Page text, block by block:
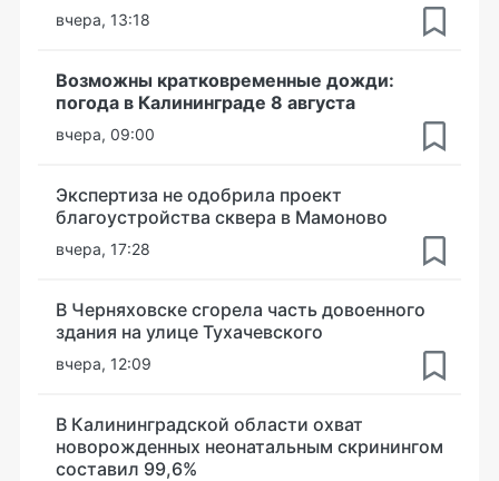
вчера, 13:18
Возможны кратковременные дожди:
погода в Калининграде 8 августа
вчера, 09:00
Экспертиза не одобрила проект
благоустройства сквера в Мамоново
вчера, 17:28
В Черняховске сгорела часть довоенного
здания на улице Тухачевского
вчера, 12:09
В Калининградской области охват
новорожденных неонатальным скринингом
составил 99,6%